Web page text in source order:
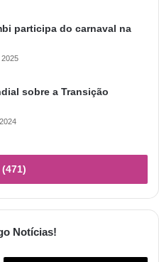
participa do carnaval na
sobre a Transição
Notícias!